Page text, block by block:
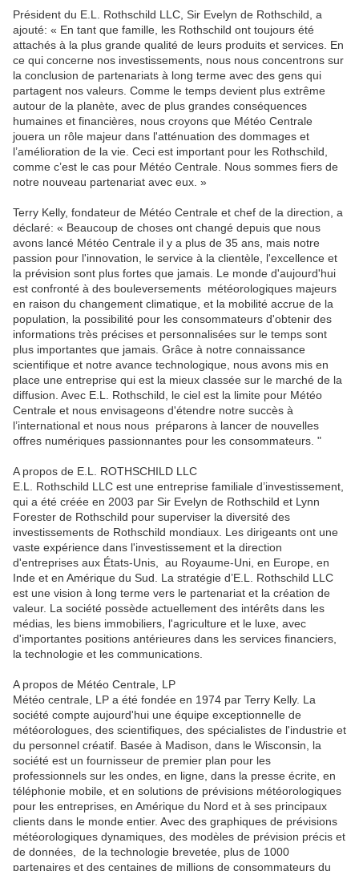
Président du E.L. Rothschild LLC, Sir Evelyn de Rothschild, a
ajouté: « En tant que famille, les Rothschild ont toujours été
attachés à la plus grande qualité de leurs produits et services. En
ce qui concerne nos investissements, nous nous concentrons sur
la conclusion de partenariats à long terme avec des gens qui
partagent nos valeurs. Comme le temps devient plus extrême
autour de la planète, avec de plus grandes conséquences
humaines et financières, nous croyons que Météo Centrale
jouera un rôle majeur dans l'atténuation des dommages et
l’amélioration de la vie. Ceci est important pour les Rothschild,
comme c’est le cas pour Météo Centrale. Nous sommes fiers de
notre nouveau partenariat avec eux. »
Terry Kelly, fondateur de Météo Centrale et chef de la direction, a
déclaré: « Beaucoup de choses ont changé depuis que nous
avons lancé Météo Centrale il y a plus de 35 ans, mais notre
passion pour l'innovation, le service à la clientèle, l'excellence et
la prévision sont plus fortes que jamais. Le monde d'aujourd'hui
est confronté à des bouleversements météorologiques majeurs
en raison du changement climatique, et la mobilité accrue de la
population, la possibilité pour les consommateurs d'obtenir des
informations très précises et personnalisées sur le temps sont
plus importantes que jamais. Grâce à notre connaissance
scientifique et notre avance technologique, nous avons mis en
place une entreprise qui est la mieux classée sur le marché de la
diffusion. Avec E.L. Rothschild, le ciel est la limite pour Météo
Centrale et nous envisageons d'étendre notre succès à
l’international et nous nous préparons à lancer de nouvelles
offres numériques passionnantes pour les consommateurs. "
A propos de E.L. ROTHSCHILD LLC
E.L. Rothschild LLC est une entreprise familiale d’investissement,
qui a été créée en 2003 par Sir Evelyn de Rothschild et Lynn
Forester de Rothschild pour superviser la diversité des
investissements de Rothschild mondiaux. Les dirigeants ont une
vaste expérience dans l'investissement et la direction
d'entreprises aux États-Unis,
au Royaume-Uni, en Europe, en
Inde et en Amérique du Sud. La stratégie d’E.L. Rothschild LLC
est une vision à long terme vers le partenariat et la création de
valeur. La société possède actuellement des intérêts dans les
médias, les biens immobiliers, l'agriculture et le luxe, avec
d'importantes positions antérieures dans les services financiers,
la technologie et les communications.
A propos de Météo Centrale, LP
Météo centrale, LP a été fondée en 1974 par Terry Kelly. La
société compte aujourd'hui une équipe exceptionnelle de
météorologues, des scientifiques, des spécialistes de l'industrie et
du personnel créatif. Basée à Madison, dans le Wisconsin, la
société est un fournisseur de premier plan pour les
professionnels sur les ondes, en ligne, dans la presse écrite, en
téléphonie mobile, et en solutions de prévisions météorologiques
pour les entreprises, en Amérique du Nord et à ses principaux
clients dans le monde entier. Avec des graphiques de prévisions
météorologiques dynamiques, des modèles de prévision précis et
de données,
de la technologie brevetée, plus de 1000
partenaires et des centaines de millions de consommateurs du